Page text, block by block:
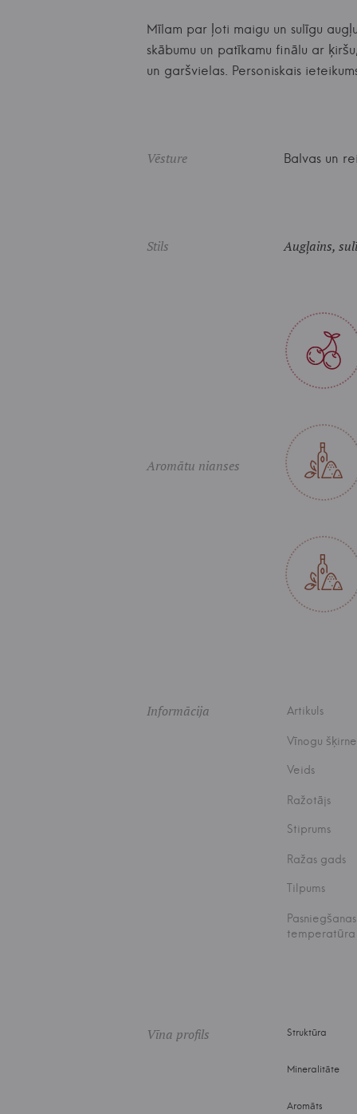
Mīlam par ļoti maigu un sulīgu
skābumu un patīkamu finālu ar
un garšvielas. Personiskais
Vēsture Balvas un
Stils Augļains,
Aromātu nianses
Informācija Artikuls
Vīnogu šķirne
Veids
Ražotājs
Stiprums
Ražas gads
Tilpums
Pasniegšanas
temperatūra
Vīna profils Struktūra
Mineralitāte
Aromāts